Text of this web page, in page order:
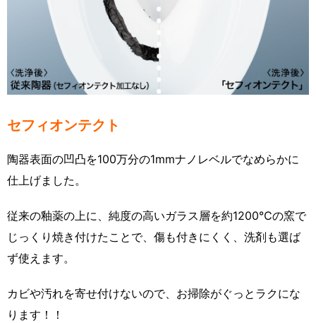
セフィオンテクト
陶器表面の凹凸を100万分の1mmナノレベルでなめらかに
仕上げました。
従来の釉薬の上に、純度の高いガラス層を約1200℃の窯で
じっくり焼き付けたことで、傷も付きにくく、洗剤も選ば
ず使えます。
カビや汚れを寄せ付けないので、お掃除がぐっとラクにな
ります！！